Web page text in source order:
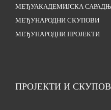
МЕЂУАКАДЕМИЈСКА
МЕЂУНАРОДНИ СКУПОВИ
МЕЂУНАРОДНИ ПРОЈЕКТИ
ПРОЈЕКТИ И